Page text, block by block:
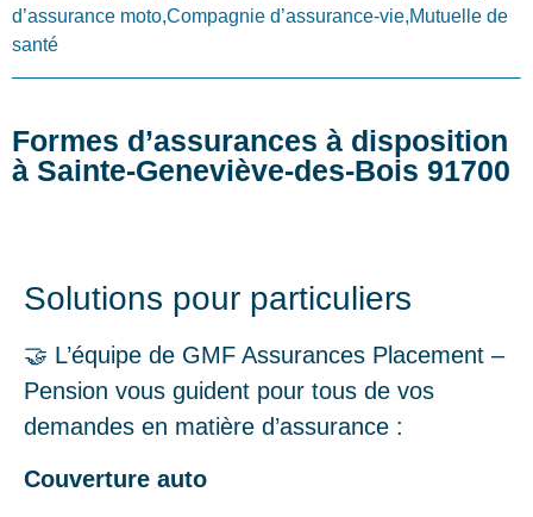
d’assurance moto,Compagnie d’assurance-vie,Mutuelle de
santé
Formes d’assurances à disposition
à Sainte-Geneviève-des-Bois 91700
Solutions pour particuliers
🤝 L’équipe de GMF Assurances Placement –
Pension vous guident pour tous de vos
demandes en matière d’assurance :
Couverture auto